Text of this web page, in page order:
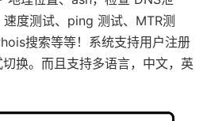
度测试、ping 测试、MTR测
搜索等等！系统支持用户注册
换。而且支持多语言，中文，英